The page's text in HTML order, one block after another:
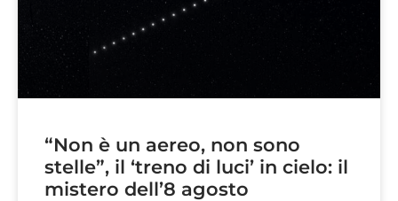
“Non è un aereo, non sono
stelle”, il ‘treno di luci’ in cielo: il
mistero dell’8 agosto